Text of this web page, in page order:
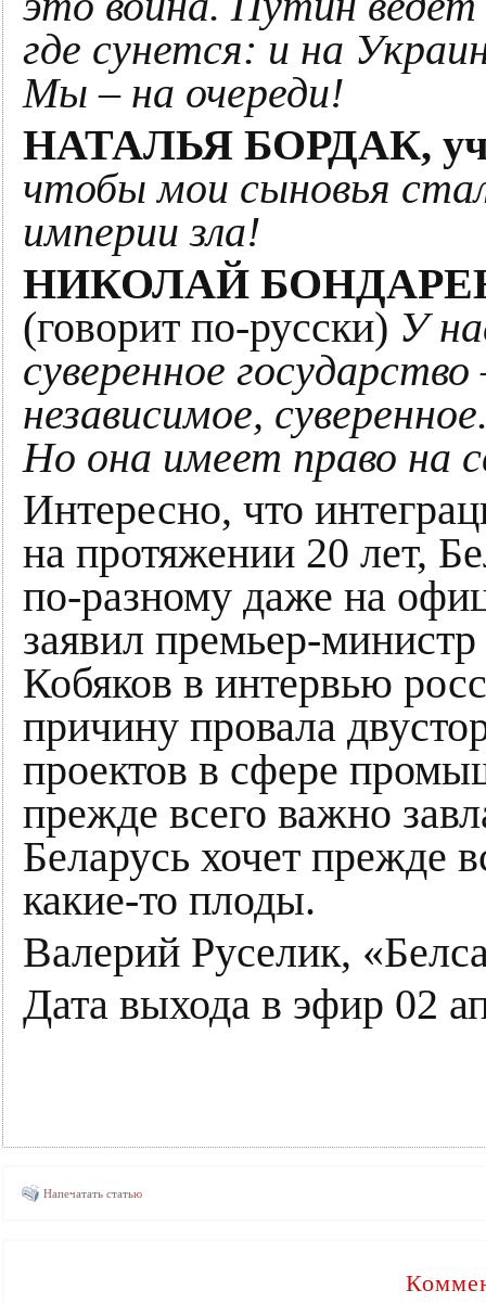
где сунется: и на
Мы – на очереди!
НАТАЛЬЯ БОРДАК,
чтобы мои сыновья
империи зла!
НИКОЛАЙ
(говорит по-русски) У
суверенное
независимое,
Но она имеет право на
Интересно, что
на протяжении 20 лет,
по-разному даже на
заявил премьер-
Кобяков в интервью
причину провала
проектов в сфере
прежде всего важно
Беларусь хочет прежде
какие-то плоды.
Валерий Руселик,
Дата выхода в эфир 02
Напечатать статью